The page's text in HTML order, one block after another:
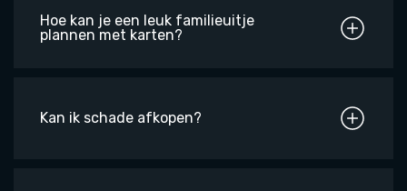
Hoe kan je een leuk familieuitje
plannen met karten?
Kan ik schade afkopen?